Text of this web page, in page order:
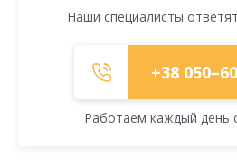
Наши специалисты
+38
Работаем каждый день